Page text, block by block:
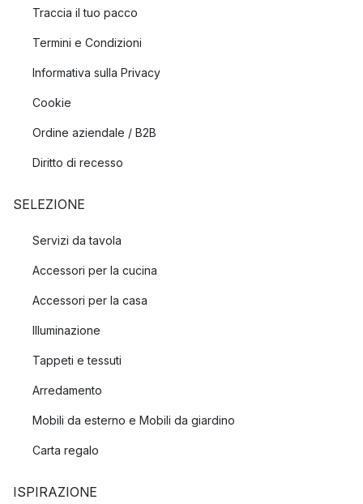
Traccia il tuo pacco
Termini e Condizioni
Informativa sulla Privacy
Cookie
Ordine aziendale / B2B
Diritto di recesso
SELEZIONE
Servizi da tavola
Accessori per la cucina
Accessori per la casa
Illuminazione
Tappeti e tessuti
Arredamento
Mobili da esterno e Mobili da giardino
Carta regalo
ISPIRAZIONE